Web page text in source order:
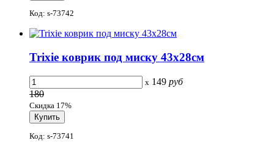
Код: s-73742
Trixie коврик под миску 43х28см
x 149 руб
180
Скидка 17%
Код: s-73741